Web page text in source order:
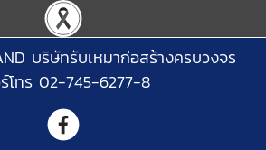
บริษัทรับเหมาก่อสร้างครบวงจร
โทร 02-745-6277-8